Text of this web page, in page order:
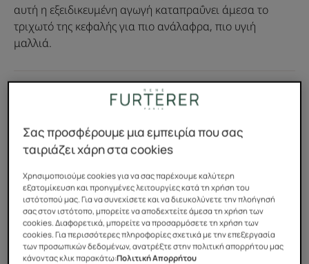
αυτή η εξειδικευμένη αγωγή καταπραΰνει άμεσα το
τριχωτό της κεφαλής για πιο ανάλαφρα, πιο υγιή
μαλλιά.
Συμπυκνωμένη σύνθεση με βιολογικά αιθέρια έλαια.
σιλικόνη.
Φιαλίδιο Φιαλίδιο
50ml
Μπορεί να χρησιμοποιηθεί για
Έφηβοι - Ενήλικες
Σας προσφέρουμε μια εμπειρία που σας
ταιριάζει χάρη στα cookies
Χρησιμοποιούμε cookies για να σας παρέχουμε καλύτερη
εξατομίκευση και προηγμένες λειτουργίες κατά τη χρήση του
ιστότοπού μας. Για να συνεχίσετε και να διευκολύνετε την πλοήγησή
σας στον ιστότοπο, μπορείτε να αποδεχτείτε άμεσα τη χρήση των
cookies. Διαφορετικά, μπορείτε να προσαρμόσετε τη χρήση των
cookies. Για περισσότερες πληροφορίες σχετικά με την επεξεργασία
των προσωπικών δεδομένων, ανατρέξτε στην πολιτική απορρήτου μας
κάνοντας κλικ παρακάτω:Πολιτική Απορρήτου